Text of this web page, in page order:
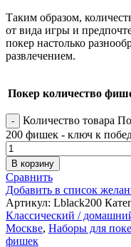
Таким образом,
от вида игры и
покер настолько
развлечением.
Покер количество
Количество товара
200 фишек - ключ к
В корзину
Сравнить
Добавить в список
Артикул: Lblack200
Классический /
Москве, Наборы для
фишек